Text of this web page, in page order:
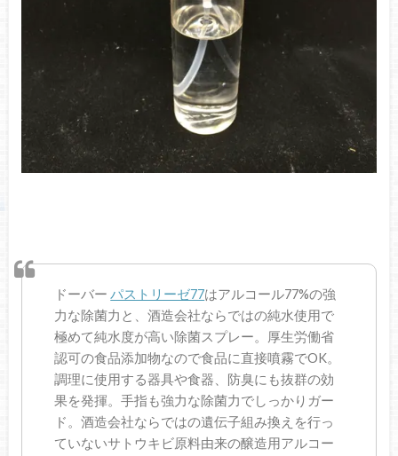
ドーバーパストリーゼ77はアルコール77%の強
力な除菌力と、酒造会社ならではの純水使用で
極めて純水度が高い除菌スプレー。厚生労働省
認可の食品添加物なので食品に直接噴霧でOK。
調理に使用する器具や食器、防臭にも抜群の効
果を発揮。手指も強力な除菌力でしっかりガー
ド。酒造会社ならではの遺伝子組み換えを行っ
ていないサトウキビ原料由来の醸造用アルコー